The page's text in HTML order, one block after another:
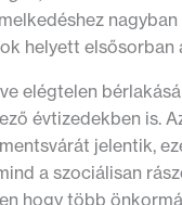
helyett
elégtelen
évtizedekben is.
jelentik,
a szociálisan
hogy több